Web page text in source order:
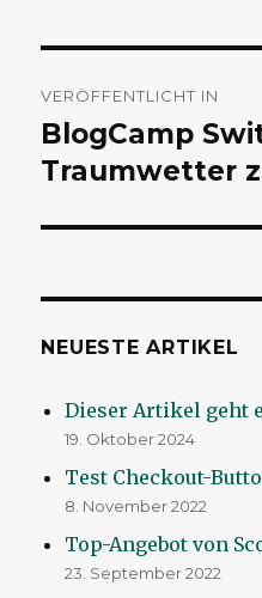
VERÖFFENTLICHT IN
BlogCamp
Traumwetter
NEUESTE ARTIKEL
Dieser Artikel geht
19. Oktober 2024
Test Checkout-
8. November 2022
Top-Angebot von
23. September 2022